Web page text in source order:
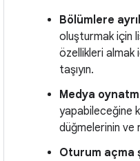
Bölümlere
oluşturmak için
özellikleri almak
taşıyın.
Medya
yapabileceğine
düğmelerinin ve
Oturum açma